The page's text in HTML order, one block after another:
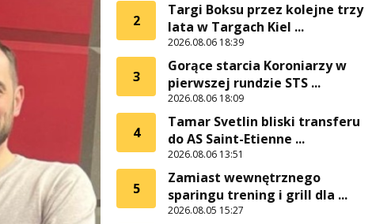
2
Targi Boksu przez kolejne trzy
lata w Targach Kiel ...
2026.08.06 18:39
3
Gorące starcia Koroniarzy w
pierwszej rundzie STS ...
2026.08.06 18:09
4
Tamar Svetlin bliski transferu
do AS Saint-Etienne ...
2026.08.06 13:51
5
Zamiast wewnętrznego
sparingu trening i grill dla ...
2026.08.05 15:27